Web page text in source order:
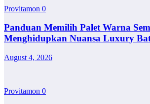
Provitamon 0
Panduan Memilih Palet Warna
Menghidupkan Nuansa Luxury
August 4, 2026
Provitamon 0